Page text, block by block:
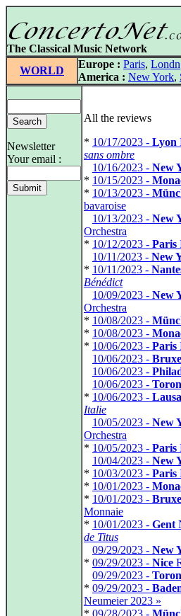
The Classical Music Network
WORLD
Europe : Paris, Londn
America : New York,
Newsletter
Your email :
All the reviews
* 10/17/2023 - Lyon
sans ombre
10/16/2023 - New
* 10/15/2023 -
* 10/13/2023 -
bavaroise
10/13/2023 - New
Orchestra
* 10/12/2023 - Paris
10/11/2023 - New
* 10/11/2023 -
Bénédict
10/09/2023 - New
Orchestra
* 10/08/2023 -
* 10/08/2023 -
* 10/06/2023 - Paris
10/06/2023 -
10/06/2023 -
10/06/2023 -
* 10/06/2023 -
Italie
10/05/2023 - New
Orchestra
* 10/05/2023 - Paris
10/04/2023 - New
* 10/03/2023 - Paris
* 10/01/2023 -
* 10/01/2023 -
Monnaie
* 10/01/2023 - Gent
de Titus
09/29/2023 - New
* 09/29/2023 - Nice
09/29/2023 -
* 09/29/2023 -
Neumeier 2023 »
* 09/28/2023 -